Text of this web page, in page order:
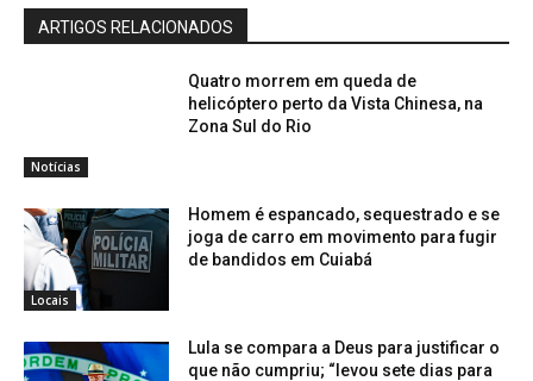
ARTIGOS RELACIONADOS
Notícias
Quatro morrem em queda de
helicóptero perto da Vista Chinesa, na
Zona Sul do Rio
Locais
Homem é espancado, sequestrado e se
joga de carro em movimento para fugir
de bandidos em Cuiabá
Lula se compara a Deus para justificar o
que não cumpriu; “levou sete dias para